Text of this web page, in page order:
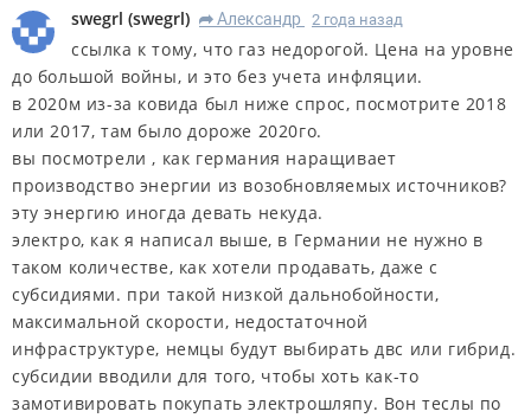
swegrl (swegrl) R Александр 2 года назад
ссылка к тому, что газ недорогой. Цена на уровне
до большой войны, и это без учета инфляции.
в 2020м из-за ковида был ниже спрос, посмотрите 2018
или 2017, там было дороже 2020го.
вы посмотрели , как германия наращивает
производство энергии из возобновляемых источников?
эту энергию иногда девать некуда.
электро, как я написал выше, в Германии не нужно в
таком количестве, как хотели продавать, даже с
субсидиями. при такой низкой дальнобойности,
максимальной скорости, недостаточной
инфраструктуре, немцы будут выбирать двс или гибрид.
субсидии вводили для того, чтобы хоть как-то
замотивировать покупать электрошляпу. Вон теслы по